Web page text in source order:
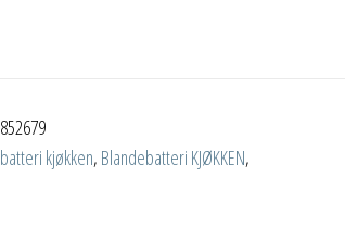
kjøkken, Blandebatteri KJØKKEN,